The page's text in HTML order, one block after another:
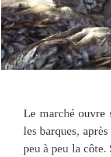
Le marché ouvre
les barques,
peu à peu la